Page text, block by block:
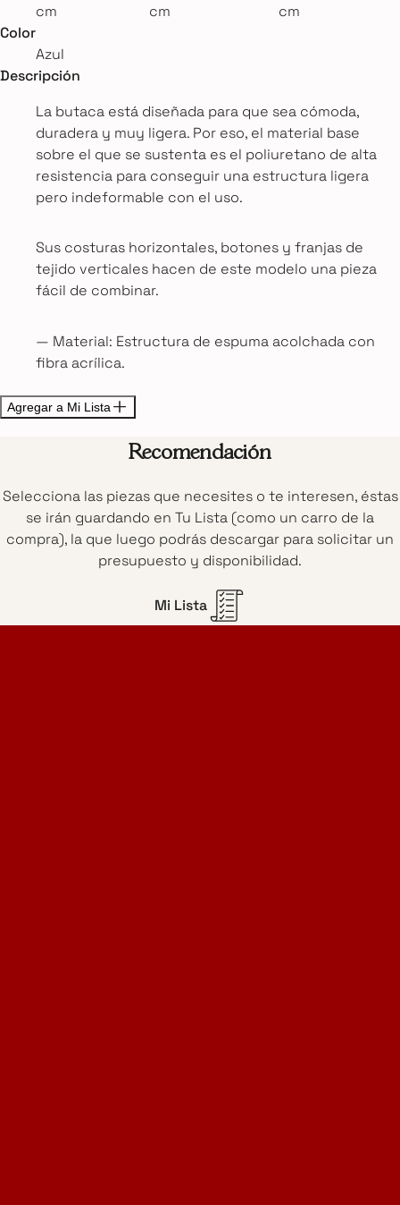
cm
cm
cm
Color
Azul
Descripción
La butaca está diseñada para que sea cómoda,
duradera y muy ligera. Por eso, el material base
sobre el que se sustenta es el poliuretano de alta
resistencia para conseguir una estructura ligera
pero indeformable con el uso.
Sus costuras horizontales, botones y franjas de
tejido verticales hacen de este modelo una pieza
fácil de combinar.
— Material: Estructura de espuma acolchada con
fibra acrílica.
Agregar a Mi Lista
Recomendación
Selecciona las piezas que necesites o te interesen, éstas
se irán guardando en Tu Lista (como un carro de la
compra), la que luego podrás descargar para solicitar un
presupuesto y disponibilidad.
Mi Lista